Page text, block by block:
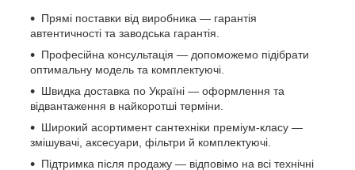
Прямі поставки від виробника — гарантія
автентичності та заводська гарантія.
Професійна консультація — допоможемо підібрати
оптимальну модель та комплектуючі.
Швидка доставка по Україні — оформлення та
відвантаження в найкоротші терміни.
Широкий асортимент сантехніки преміум-класу —
змішувачі, аксесуари, фільтри й комплектуючі.
Підтримка після продажу — відповімо на всі технічні